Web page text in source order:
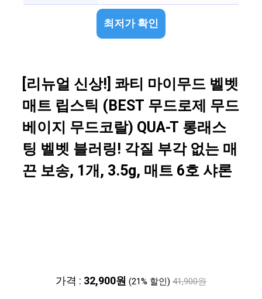
최저가 확인
[리뉴얼 신상!] 콰티 마이무드 벨벳
매트 립스틱 (BEST 무드로제 무드
베이지 무드코랄) QUA-T 롱래스
팅 벨벳 블러링! 각질 부각 없는 매
끈 보송, 1개, 3.5g, 매트 6호 샤론
가격 : 32,900원 (21% 할인) 41,900원